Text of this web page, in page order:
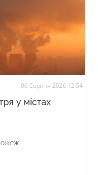
06 Серпня 2026 12:54
у містах